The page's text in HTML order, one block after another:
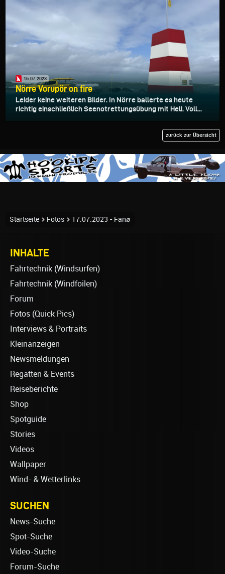
16.07.2023
Nörre Vorupör on fire
Leider keine weiteren Bilder. In Nörre ballerte es heute
richtig einschließlich Seenotrettungsübung mit Heli. Voll...
zurück zur Übersicht
Startseite Fotos 17.07.2023 - Fanø
INHALTE
Fahrtechnik (Windsurfen)
Fahrtechnik (Windfoilen)
Forum
Fotos (Quick Pics)
Interviews & Portraits
Kleinanzeigen
Newsmeldungen
Regatten & Events
Reiseberichte
Shop
Spotguide
Stories
Videos
Wallpaper
Wind- & Wetterlinks
SUCHEN
News-Suche
Spot-Suche
Video-Suche
Forum-Suche